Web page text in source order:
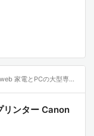
Joshin web 家電とPCの大型専門店
リンター Canon